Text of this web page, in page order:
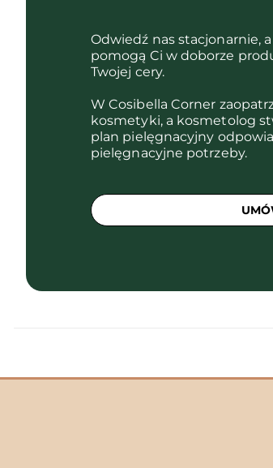
Odwiedź nas stacjonarnie,
pomogą Ci w doborze
Twojej cery.
W Cosibella Corner
kosmetyki, a kosmetolog
plan pielęgnacyjny
pielęgnacyjne potrzeby.